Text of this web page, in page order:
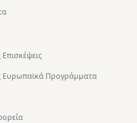
Επισκέψεις
Ευρωπαϊκά Προγράμματα